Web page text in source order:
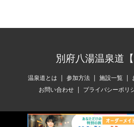
別府八湯温泉道【
温泉道とは 参加方法 施設一覧
お問い合わせ
プライバシーポリ